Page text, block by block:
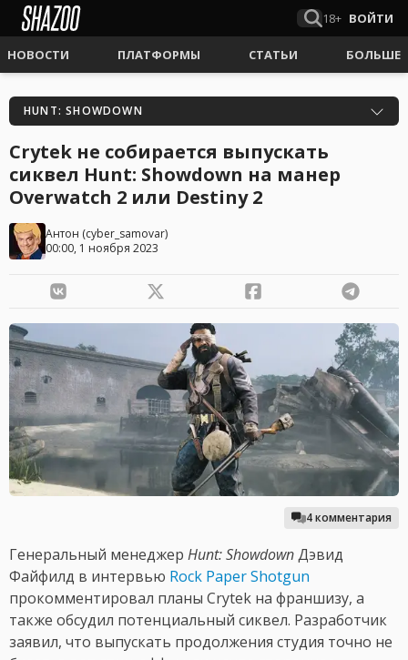
18+ ВОЙТИ
НОВОСТИ ПЛАТФОРМЫ СТАТЬИ БОЛЬШЕ
HUNT: SHOWDOWN
Crytek не собирается выпускать
сиквел Hunt: Showdown на манер
Overwatch 2 или Destiny 2
Антон (cyber_samovar)
00:00, 1 ноября 2023
4 комментария
Генеральный менеджер Hunt: ShowdownДэвид
Файфилд в интервью Rock Paper Shotgun
прокомментировал планы Crytek на франшизу, а
также обсудил потенциальный сиквел. Разработчик
заявил, что выпускать продолжения студия точно не